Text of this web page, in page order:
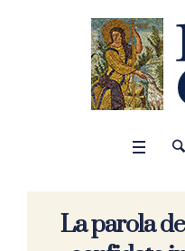
La parola